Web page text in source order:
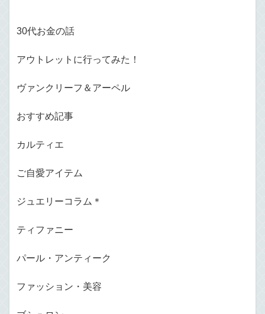
30代お金の話
アウトレットに行ってみた！
ヴァンクリーフ＆アーペル
おすすめ記事
カルティエ
ご自愛アイテム
ジュエリーコラム＊
ティファニー
パール・アンティーク
ファッション・美容